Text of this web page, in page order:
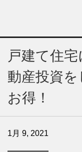
戸建て住
動産投資
お得！
1月 9, 2021